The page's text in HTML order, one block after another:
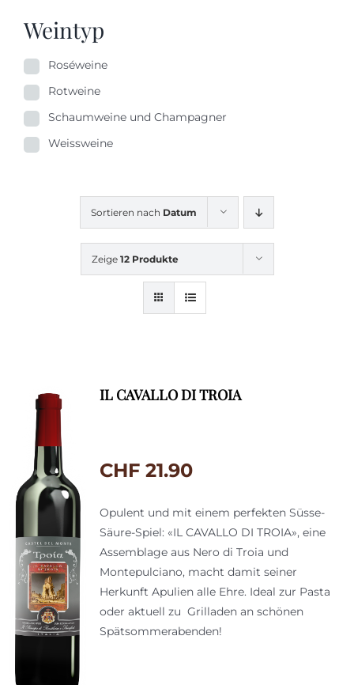
Sortieren nach Datum
Zeige 12 Produkte
IL CAVALLO DI TROIA
CHF 21.90
Opulent und mit einem perfekten Süsse-
Säure-Spiel: «IL CAVALLO DI TROIA», eine
Assemblage aus Nero di Troia und
Montepulciano, macht damit seiner
Herkunft Apulien alle Ehre. Ideal zur Pasta
oder aktuell zu Grilladen an schönen
Spätsommerabenden!
Weintyp
Roséweine
Rotweine
Schaumweine und Champagner
Weissweine